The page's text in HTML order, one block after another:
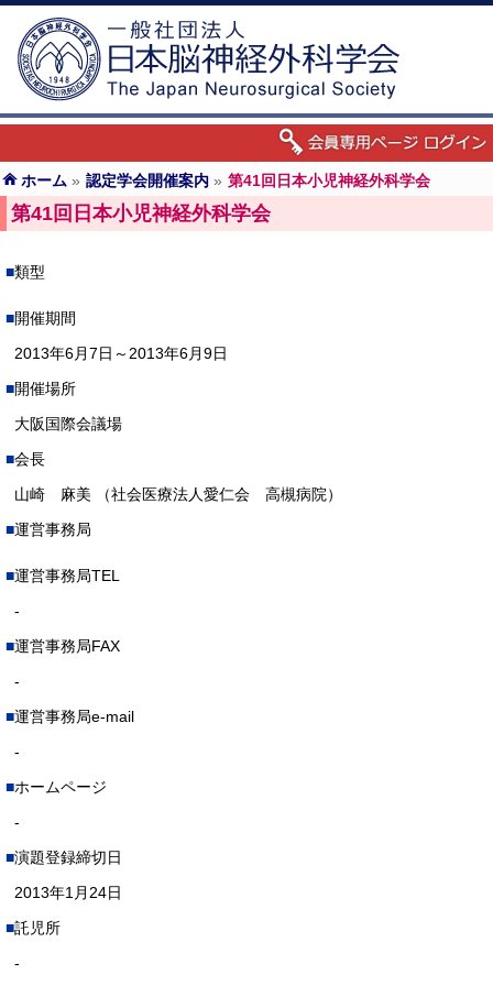
ホーム » 認定学会開催案内 » 第41回日本小児神経外科学会
第41回日本小児神経外科学会
類型
開催期間
2013年6月7日～2013年6月9日
開催場所
大阪国際会議場
会長
山崎 麻美 （社会医療法人愛仁会 高槻病院）
運営事務局
運営事務局TEL
-
運営事務局FAX
-
運営事務局e-mail
-
ホームページ
-
演題登録締切日
2013年1月24日
託児所
-